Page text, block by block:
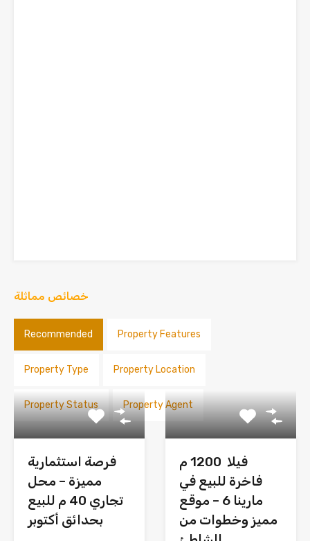
خصائص مماثلة
Recommended Property Features
Property Type Property Location
Property Status Property Agent
فرصة استثمارية
مميزة – محل
تجاري 40 م للبيع
بحدائق أكتوبر
فيلا 1200 م
فاخرة للبيع في
مارينا 6 – موقع
مميز وخطوات من